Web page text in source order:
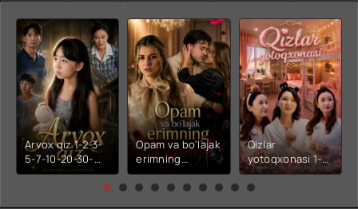
Arvox qiz 1-2-3-
5-7-10-20-30-
50-60-70-80-
Opam va bo'lajak
erimning
xiyonati 1-2-3-4-
5-6-7-10-20-30-
Qizlar
yotoqxonasi 1-2-
3-4-5-6-7-10-20-
30-50-60-70-80-